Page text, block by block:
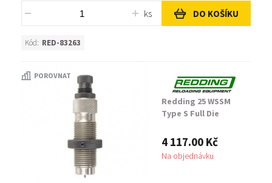
ks DO KOŠÍKU
Kód: RED-83263
POROVNAT
Redding 25 WSSM
Type S Full Die
4 117.00 Kč
Na objednávku